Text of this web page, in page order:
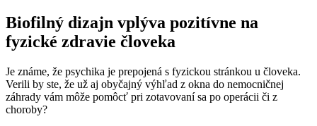
Biofilný dizajn vplýva pozitívne na
fyzické zdravie človeka
Je známe, že psychika je prepojená s fyzickou stránkou u človeka.
Verili by ste, že už aj obyčajný výhľad z okna do nemocničnej
záhrady vám môže pomôcť pri zotavovaní sa po operácii či z
choroby?